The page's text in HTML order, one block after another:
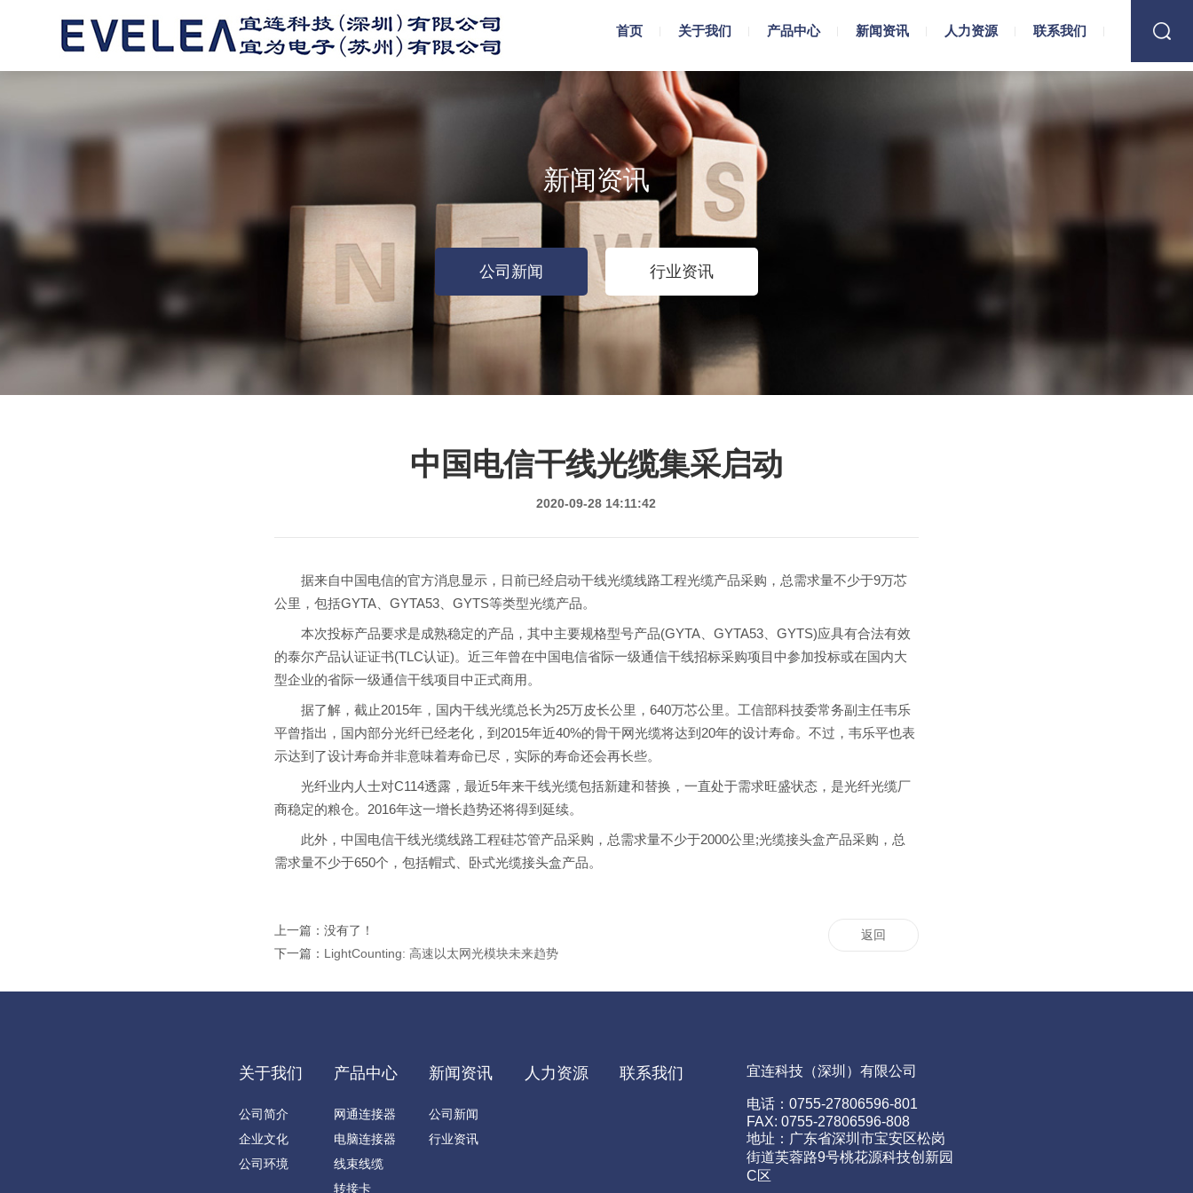
首页 关于我们 产品中心 新闻资讯 人力资源 联系我们
新闻资讯
公司新闻 行业资讯
中国电信干线光缆集采启动
2020-09-28 14:11:42
据来自中国电信的官方消息显示，日前已经启动干线光缆线路工程光缆产品采购，总需求量不少于9万芯
公里，包括GYTA、GYTA53、GYTS等类型光缆产品。
本次投标产品要求是成熟稳定的产品，其中主要规格型号产品(GYTA、GYTA53、GYTS)应具有合法有效
的泰尔产品认证证书(TLC认证)。近三年曾在中国电信省际一级通信干线招标采购项目中参加投标或在国内大
型企业的省际一级通信干线项目中正式商用。
据了解，截止2015年，国内干线光缆总长为25万皮长公里，640万芯公里。工信部科技委常务副主任韦乐
平曾指出，国内部分光纤已经老化，到2015年近40%的骨干网光缆将达到20年的设计寿命。不过，韦乐平也表
示达到了设计寿命并非意味着寿命已尽，实际的寿命还会再长些。
光纤业内人士对C114透露，最近5年来干线光缆包括新建和替换，一直处于需求旺盛状态，是光纤光缆厂
商稳定的粮仓。2016年这一增长趋势还将得到延续。
此外，中国电信干线光缆线路工程硅芯管产品采购，总需求量不少于2000公里;光缆接头盒产品采购，总
需求量不少于650个，包括帽式、卧式光缆接头盒产品。
上一篇：没有了！
下一篇： LightCounting: 高速以太网光模块未来趋势
返回
关于我们
公司简介
企业文化
公司环境
产品中心
网通连接器
电脑连接器
线束线缆
转接卡
新闻资讯
公司新闻
行业资讯
人力资源 联系我们 宜连科技（深圳）有限公司
电话：0755-27806596-801
FAX: 0755-27806596-808
地址：广东省深圳市宝安区松岗
街道芙蓉路9号桃花源科技创新园
C区